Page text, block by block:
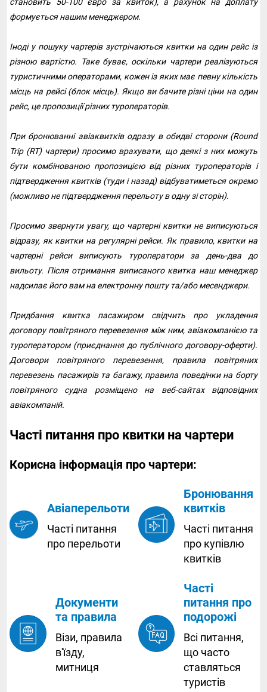
формується нашим менеджером.
Іноді у пошуку чартерів зустрічаються квитки на один рейс із
різною вартістю. Таке буває, оскільки чартери реалізуються
туристичними операторами, кожен із яких має певну кількість
місць на рейсі (блок місць). Якщо ви бачите різні ціни на один
рейс, це пропозиції різних туроператорів.
При бронюванні авіаквитків одразу в обидві сторони (Round
Trip (RT) чартери) просимо врахувати, що деякі з них можуть
бути комбінованою пропозицією від різних туроператорів і
підтвердження квитків (туди і назад) відбуватиметься окремо
(можливо не підтвердження перельоту в одну зі сторін).
Просимо звернути увагу, що чартерні квитки не виписуються
відразу, як квитки на регулярні рейси. Як правило, квитки на
чартерні рейси виписують туроператори за день-два до
вильоту. Після отримання виписаного квитка наш менеджер
надсилає його вам на електронну пошту та/або месенджери.
Придбання квитка пасажиром свідчить про укладення
договору повітряного перевезення між ним, авіакомпанією та
туроператором (приєднання до публічного договору-оферти).
Договори повітряного перевезення, правила повітряних
перевезень пасажирів та багажу, правила поведінки на борту
повітряного судна розміщено на веб-сайтах відповідних
авіакомпаній.
Часті питання про квитки на чартери
Корисна інформація про чартери:
Авіаперельоти
Часті питання
про перельоти
Бронювання
квитків
Часті питання
про купівлю
квитків
Документи
та правила
Візи, правила
в'їзду,
митниця
Часті
питання про
подорожі
Всі питання,
що часто
ставляться
туристів